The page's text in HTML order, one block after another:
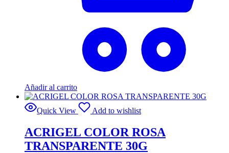
Añadir al carrito
Quick View Add to wishlist
ACRIGEL COLOR ROSA
TRANSPARENTE 30G